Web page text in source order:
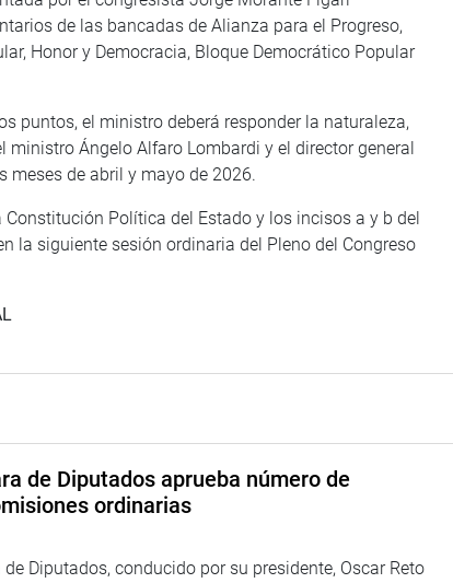
de las bancadas de Alianza para el Progreso,
Honor y Democracia, Bloque Democrático Popular
puntos, el ministro deberá responder la naturaleza,
Ángelo Alfaro Lombardi y el director general
meses de abril y mayo de 2026.
Política del Estado y los incisos a y b del
la siguiente sesión ordinaria del Pleno del Congreso
de Diputados aprueba número de
ordinarias
de Diputados, conducido por su presidente, Oscar Reto